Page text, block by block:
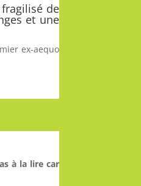
de
et une
ex-aequo
à la lire car